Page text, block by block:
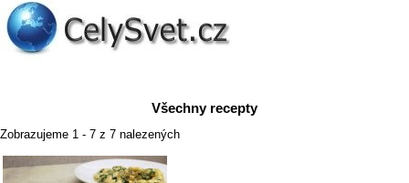
Všechny recepty
Zobrazujeme 1 - 7 z 7 nalezených